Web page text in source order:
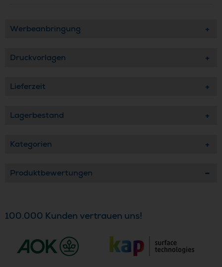
Werbeanbringung
Druckvorlagen
Lieferzeit
Lagerbestand
Kategorien
Produktbewertungen
100.000 Kunden vertrauen uns!